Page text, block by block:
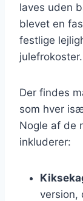
laves uden
blevet en
festlige
julefrokoster.
Der findes
som hver
Nogle af de
inkluderer:
version,